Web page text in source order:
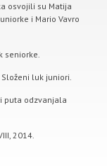
osvojili su Matija
i Mario Vavro
seniorke.
luk juniori.
puta odzvanjala
2014.